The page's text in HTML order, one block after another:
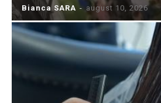
Bianca SARA - august 10, 2026